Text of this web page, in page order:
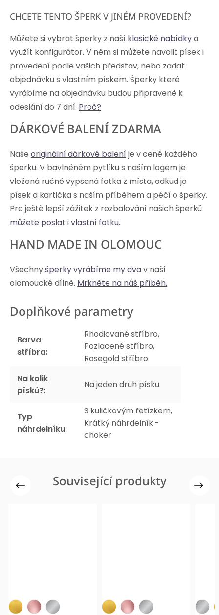
CHCETE TENTO ŠPERK V JINÉM PROVEDENÍ?
Můžete si vybrat šperky z naší klasické nabídkya
využít konfigurátor. V něm si můžete navolit písek i
provedení podle vašich představ, nebo zadat
objednávku s vlastním pískem. Šperky které
vyrábíme na objednávku budou připravené k
odeslání do 7 dní. Proč?
DÁRKOVÉ BALENÍ ZDARMA
Naše originální dárkové baleníje v ceně každého
šperku. V bavlněném pytlíku s naším logem je
vložená ručně vypsaná fotka z místa, odkud je
písek a kartička s naším příběhem a péčí o šperky.
Pro ještě lepší zážitek z rozbalování našich šperků
můžete poslat i vlastní fotku.
HAND MADE IN OLOMOUC
Všechnyšperky vyrábíme my dvav naší
olomoucké dílně. Mrkněte na náš příběh.
Doplňkové parametry
Barva
stříbra:
Rhodiované stříbro,
Pozlacené stříbro,
Rosegold stříbro
Na kolik
písků?:
Na jeden druh písku
Typ
náhrdelníku:
S kuličkovým řetízkem,
Krátký náhrdelník -
choker
Související produkty
Previous Next